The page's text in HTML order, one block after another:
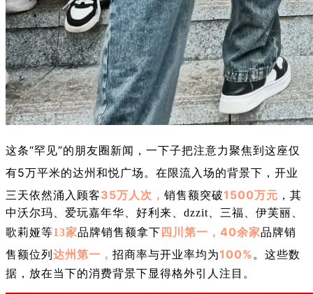
这条“罕见”的朋友圈新闻，一下子把注意力聚焦到这座仅
有5万平米的达州和悦广场。在限流入场的背景下， 开业
三天依然涌入顾客35万人次， 销售额突破1500万元 ，其
中沃尔玛、爱玩嘉年华、好利来、dzzit、三福、伊芙丽、
歌莉娅等13家品牌销售额拿下 四川第一， 40余家品牌销
售额位列达州第一 ， 招商率与开业率均为100% 。这些数
据，放在当下的消费背景下显得格外引人注目。